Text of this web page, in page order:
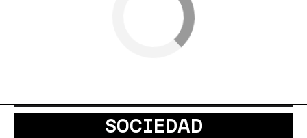
SOCIEDAD